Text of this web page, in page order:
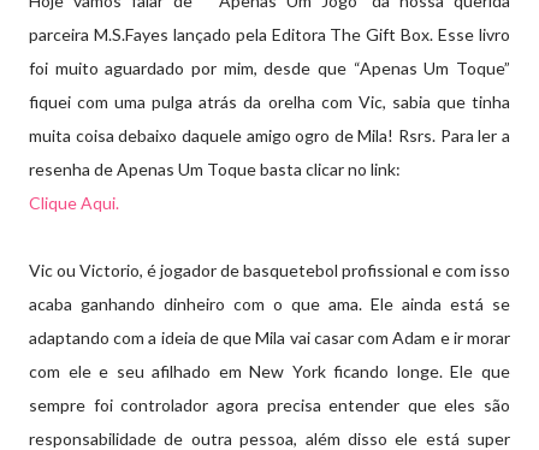
parceira M.S.Fayes lançado pela Editora The Gift Box. Esse livro
foi muito aguardado por mim, desde que “Apenas Um Toque”
fiquei com uma pulga atrás da orelha com Vic, sabia que tinha
muita coisa debaixo daquele amigo ogro de Mila! Rsrs. Para ler a
resenha de Apenas Um Toque basta clicar no link:
Clique Aqui.
Vic ou Victorio, é jogador de basquetebol profissional e com isso
acaba ganhando dinheiro com o que ama. Ele ainda está se
adaptando com a ideia de que Mila vai casar com Adam e ir morar
com ele e seu afilhado em New York ficando longe. Ele que
sempre foi controlador agora precisa entender que eles são
responsabilidade de outra pessoa, além disso ele está super